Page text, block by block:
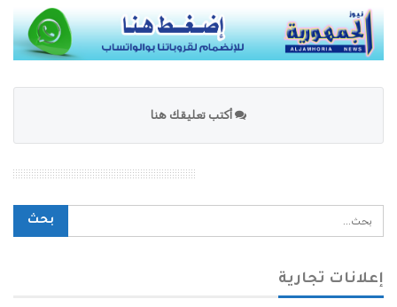
أكتب تعليقك هنا
إعلانات تجارية